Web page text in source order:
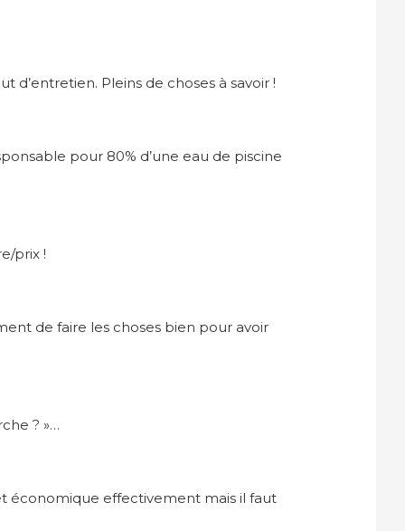
d’entretien. Pleins de choses à savoir !
pour 80% d’une eau de piscine
prix !
de faire les choses bien pour avoir
? »…
économique effectivement mais il faut